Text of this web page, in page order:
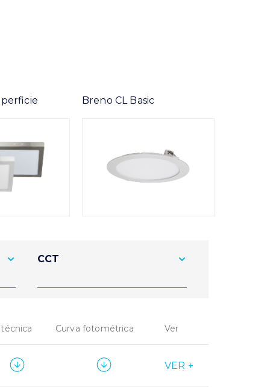
Breno CL Basic
CCT
técnica Curva fotométrica Ver
VER +